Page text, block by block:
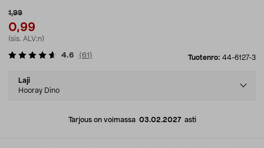
1,99
0,99
(sis. ALV:n)
Tuotenro: 44-6127-3
4.6 (61 )
Select
variant
Laji
Hooray Dino
Tarjous on voimassa 03.02.2027asti